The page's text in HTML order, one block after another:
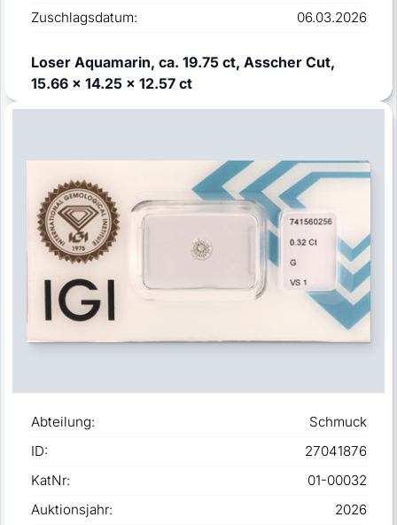
Zuschlagsdatum:
06.03.2026
Loser Aquamarin, ca. 19.75 ct, Asscher Cut,
15.66 x 14.25 x 12.57 ct
Abteilung:
Schmuck
ID:
27041876
KatNr:
01-00032
Auktionsjahr:
2026